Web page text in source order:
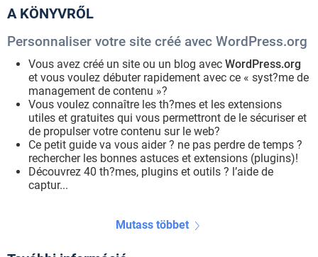
A KÖNYVRŐL
Personnaliser votre site créé avec WordPress.org
Vous avez créé un site ou un blog avec WordPress.org
et vous voulez débuter rapidement avec ce « syst?me de
management de contenu »?
Vous voulez connaître les th?mes et les extensions
utiles et gratuites qui vous permettront de le sécuriser et
de propulser votre contenu sur le web?
Ce petit guide va vous aider ? ne pas perdre de temps ?
rechercher les bonnes astuces et extensions (plugins)!
Découvrez 40 th?mes, plugins et outils ? l’aide de
captur...
Mutass többet